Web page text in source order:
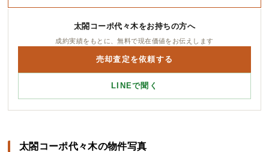
太閤コーポ代々木をお持ちの方へ
成約実績をもとに、無料で現在価値をお伝えします
売却査定を依頼する
LINEで聞く
太閤コーポ代々木の物件写真